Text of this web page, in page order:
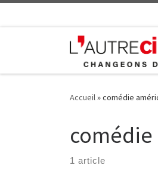
Accueil»comédie
1 article